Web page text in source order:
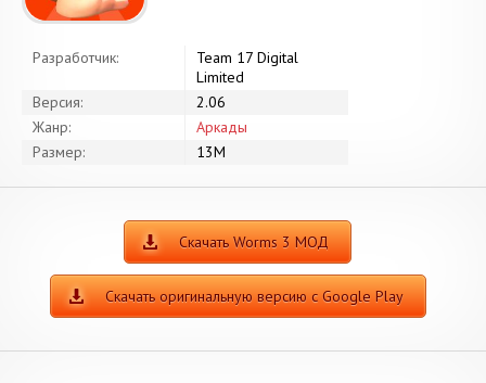
Разработчик:
Team 17 Digital
Limited
Версия:
2.06
Жанр:
Аркады
Размер:
13M
Скачать Worms 3 МОД
Скачать оригинальную версию с Google Play